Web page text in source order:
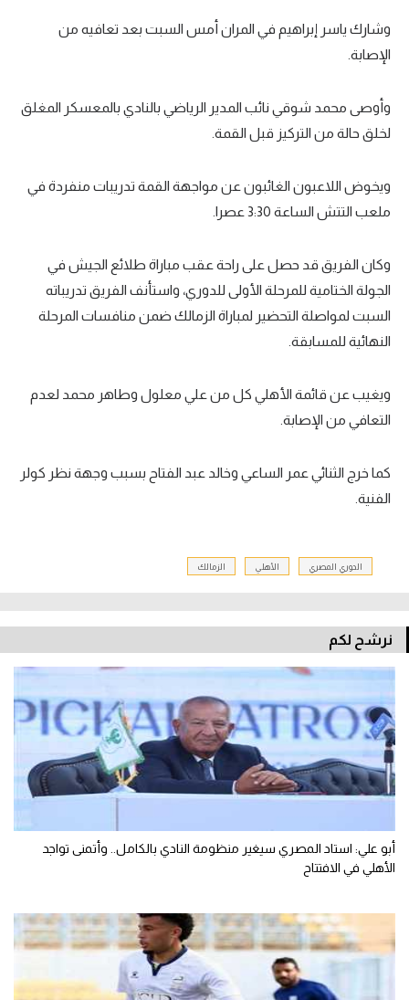
وشارك ياسر إبراهيم في المران أمس السبت بعد تعافيه من
الإصابة.
وأوصى محمد شوقي نائب المدير الرياضي بالنادي بالمعسكر المغلق
لخلق حالة من التركيز قبل القمة.
ويخوض اللاعبون الغائبون عن مواجهة القمة تدريبات منفردة في
ملعب التتش الساعة 3:30 عصرا.
وكان الفريق قد حصل على راحة عقب مباراة طلائع الجيش في
الجولة الختامية للمرحلة الأولى للدوري، واستأنف الفريق تدريباته
السبت لمواصلة التحضير لمباراة الزمالك ضمن منافسات المرحلة
النهائية للمسابقة.
ويغيب عن قائمة الأهلي كل من علي معلول وطاهر محمد لعدم
التعافي من الإصابة.
كما خرج الثنائي عمر الساعي وخالد عبد الفتاح بسبب وجهة نظر كولر
الفنية.
الدوري المصري الأهلي الزمالك
نرشح لكم
أبو علي: استاد المصري سيغير منظومة النادي بالكامل.. وأتمنى تواجد
الأهلي في الافتتاح